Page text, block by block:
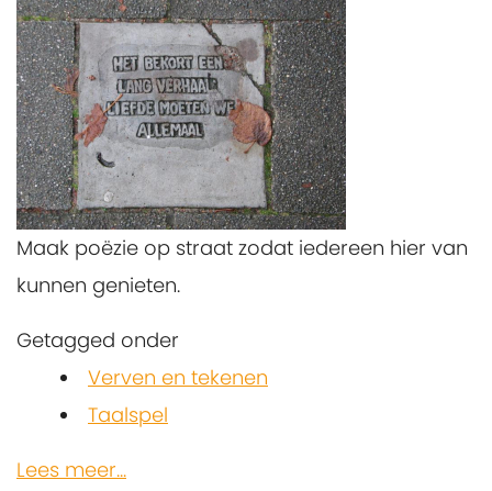
Maak poëzie op straat zodat iedereen hier van
kunnen genieten.
Getagged onder
Verven en tekenen
Taalspel
Lees meer...